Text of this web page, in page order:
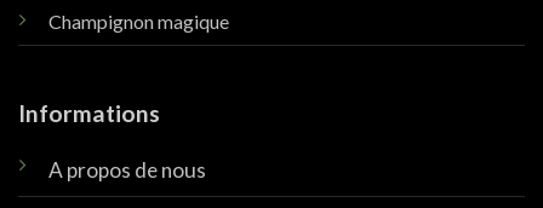
Champignon magique
Informations
A propos de nous